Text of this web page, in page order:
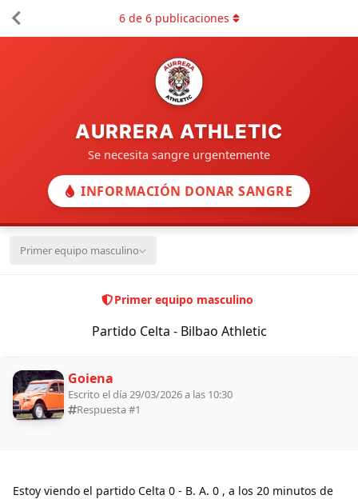
AURRERA ATHLETIC
Se necesita sangre urgentemente
INFORMACIÓN DONAR SANGRE
Primer equipo masculino
Primer equipo masculino
Partido Celta - Bilbao Athletic
6de 6publicaciones
Goiena
Escrito el día 29/03/2026 a las 10:30
Respuesta #1
Estoy viendo el partido Celta 0 - B. A. 0 , a los 20 minutos de